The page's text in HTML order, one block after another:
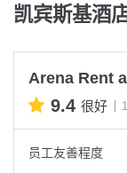
凯宾斯基酒
Arena Rent
9.4 很好
员工友善程度